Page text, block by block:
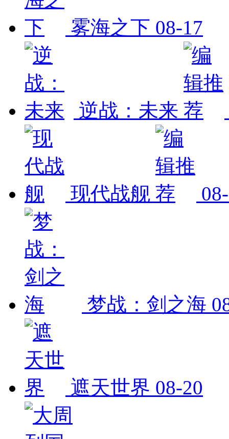
雾海之下 08-17
逆战：未来
现代战舰
梦战：剑之海
遮天世界 08-20